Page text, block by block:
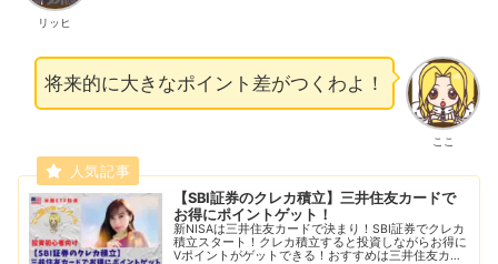
リッヒ
ここ
将来的に大きなポイント差がつくわよ！
【SBI証券のクレカ積立】三井住友カードで
お得にポイントゲット！
新NISAは三井住友カードで決まり！SBI証券でクレカ
積立スタート！クレカ積立すると投資しながらお得に
Vポイントがゲットできる！おすすめは三井住友カー